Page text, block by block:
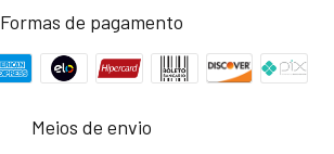
Formas de pagamento
Meios de envio